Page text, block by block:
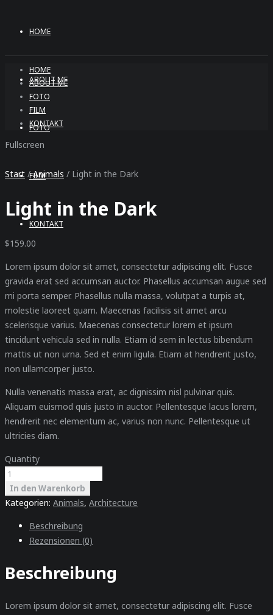
HOME
ABOUT ME
FOTO
FILM
KONTAKT
HOME
ABOUT ME
FOTO
FILM
KONTAKT
Fullscreen
Start /Animals / Light in the Dark
Light in the Dark
$159.00
Lorem ipsum dolor sit amet, consectetur adipiscing elit. Fusce
gravida erat sed accumsan auctor. Phasellus accumsan augue sed
mi porta semper. Phasellus nulla massa, volutpat a turpis at,
molestie laoreet quam. Maecenas facilisis sit amet arcu
scelerisque varius. Maecenas consectetur lorem et ipsum
tincidunt vehicula sed in nulla. Etiam id sem in lectus bibendum
mattis ut non urna. Sed et enim ligula. Etiam at hendrerit justo,
non ullamcorper justo.
Nulla venenatis massa erat, ac dignissim nisl pulvinar quis.
Aliquam euismod quis justo in auctor. Pellentesque lacus lorem,
hendrerit nec elementum ac, varius non nunc. Pellentesque ut
ultricies diam.
Quantity
In den Warenkorb
Kategorien: Animals, Architecture
Beschreibung
Rezensionen (0)
Beschreibung
Lorem ipsum dolor sit amet, consectetur adipiscing elit. Fusce